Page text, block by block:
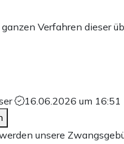
Verfahren dieser
16.06.2026 um 16:51
unsere